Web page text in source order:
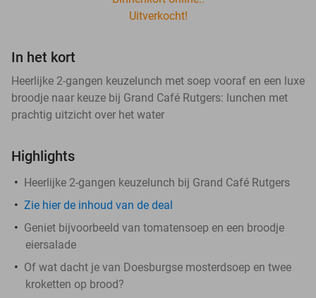
Uitverkocht!
In het kort
Heerlijke 2-gangen keuzelunch met soep vooraf en een luxe
broodje naar keuze bij Grand Café Rutgers: lunchen met
prachtig uitzicht over het water
Highlights
Heerlijke 2-gangen keuzelunch bij Grand Café Rutgers
Zie hier de inhoud van de deal
Geniet bijvoorbeeld van tomatensoep en een broodje
eiersalade
Of wat dacht je van Doesburgse mosterdsoep en twee
kroketten op brood?